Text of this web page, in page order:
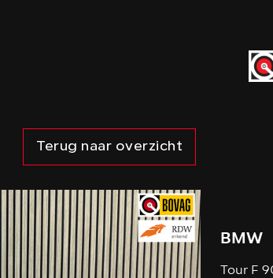
Terug naar overzicht
BMW
Tour F